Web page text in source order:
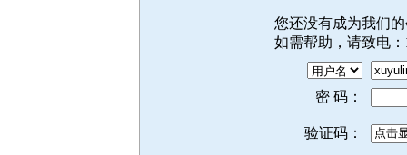
您还没有成为我们
如需帮助，请致电：
密 码：
验证码：